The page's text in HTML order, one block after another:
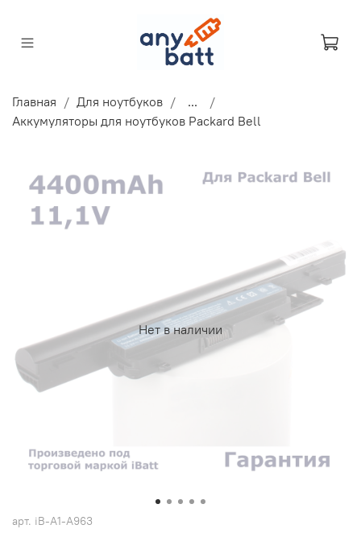
Главная Для ноутбуков
...
Аккумуляторы для ноутбуков Packard Bell
Нет в наличии
арт. iB-A1-A963